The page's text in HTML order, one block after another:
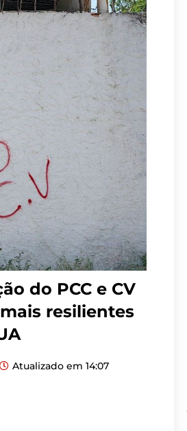
do PCC e CV
resilientes
Atualizado em 14:07